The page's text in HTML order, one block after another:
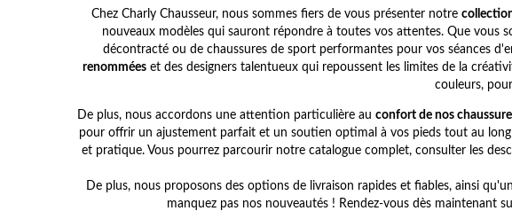
Chez Charly Chausseur, nous sommes fiers de vous présenter notre
nouveaux modèles qui sauront répondre à toutes vos attentes. Que vous
décontracté ou de chaussures de sport performantes pour vos séances
renommées et des designers talentueux qui repoussent les limites de la
couleurs,
De plus, nous accordons une attention particulière au confort de nos
pour offrir un ajustement parfait et un soutien optimal à vos pieds tout au
et pratique. Vous pourrez parcourir notre catalogue complet, consulter les
De plus, nous proposons des options de livraison rapides et fiables, ainsi
manquez pas nos nouveautés ! Rendez-vous dès maintenant